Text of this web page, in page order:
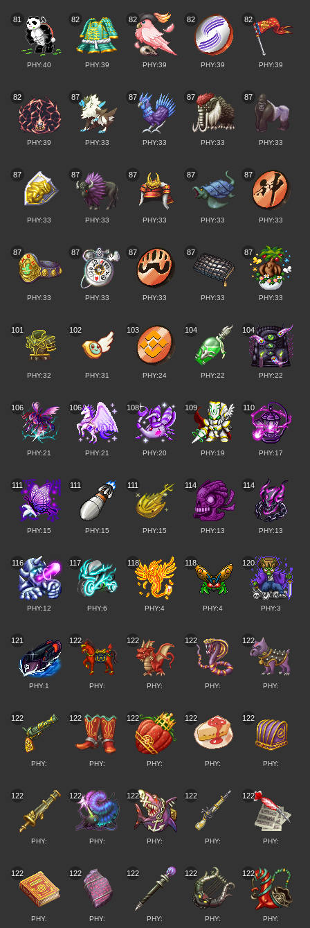
81
PHY:40
82
PHY:39
82
PHY:39
82
PHY:39
82
PHY:39
82
PHY:39
87
PHY:33
87
PHY:33
87
PHY:33
87
PHY:33
87
PHY:33
87
PHY:33
87
PHY:33
87
PHY:33
87
PHY:33
87
PHY:33
87
PHY:33
87
PHY:33
87
PHY:33
87
PHY:33
101
PHY:32
102
PHY:31
103
PHY:24
104
PHY:22
104
PHY:22
106
PHY:21
106
PHY:21
108
PHY:20
109
PHY:19
110
PHY:17
111
PHY:15
111
PHY:15
111
PHY:15
114
PHY:13
114
PHY:13
116
PHY:12
117
PHY:6
118
PHY:4
118
PHY:4
120
PHY:3
121
PHY:1
122
PHY:
122
PHY:
122
PHY:
122
PHY:
122
PHY:
122
PHY:
122
PHY:
122
PHY:
122
PHY:
122
PHY:
122
PHY:
122
PHY:
122
PHY:
122
PHY:
122
PHY:
122
PHY:
122
PHY:
122
PHY:
122
PHY: